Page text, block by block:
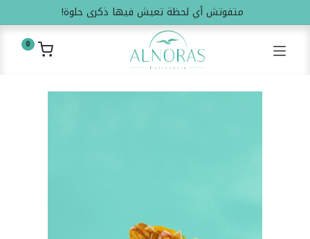
متفوتش أي لحظة تعيش فيها ذكرى حلوة!
0